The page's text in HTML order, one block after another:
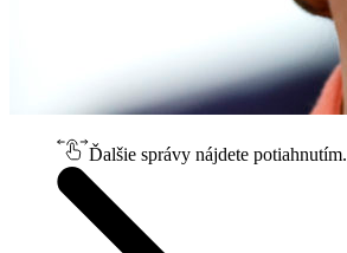
Ďalšie správy nájdete potiahnutím.